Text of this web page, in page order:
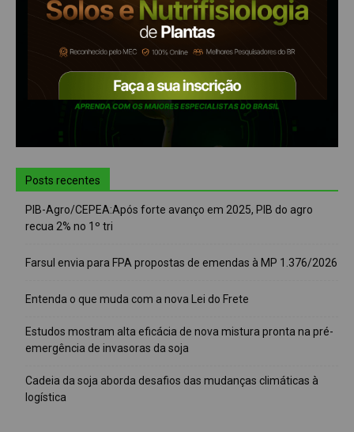
Posts recentes
PIB-Agro/CEPEA:Após forte avanço em 2025, PIB do agro
recua 2% no 1º tri
Farsul envia para FPA propostas de emendas à MP 1.376/2026
Entenda o que muda com a nova Lei do Frete
Estudos mostram alta eficácia de nova mistura pronta na pré-
emergência de invasoras da soja
Cadeia da soja aborda desafios das mudanças climáticas à
logística